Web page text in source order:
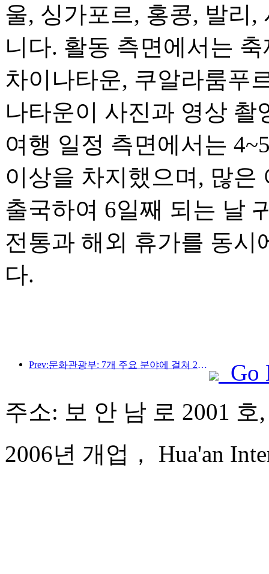
울, 싱가포르, 홍콩, 발리
니다. 활동 측면에서는
차이나타운, 쿠알라룸푸
나타운이 사진과 영상
여행 일정 측면에서는
이상을 차지했으며, 많은
출국하여 6일째 되는 날
전통과 해외 휴가를 동시
다.
Prev:문화관광부: 7개 주요 분야에 걸쳐 22개의 테마 활동을 시작합니다
Go
주소: 보 안 남 로 2001 호
2006년 개업， Hua'an